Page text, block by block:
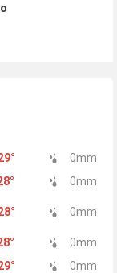
° 0mm
° 0mm
° 0mm
° 0mm
° 0mm